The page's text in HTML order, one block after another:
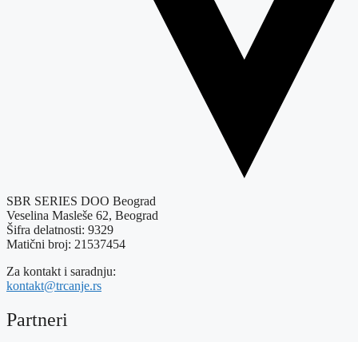
SBR SERIES DOO Beograd
Veselina Masleše 62, Beograd
Šifra delatnosti: 9329
Matični broj: 21537454
Za kontakt i saradnju:
kontakt@trcanje.rs
Partneri